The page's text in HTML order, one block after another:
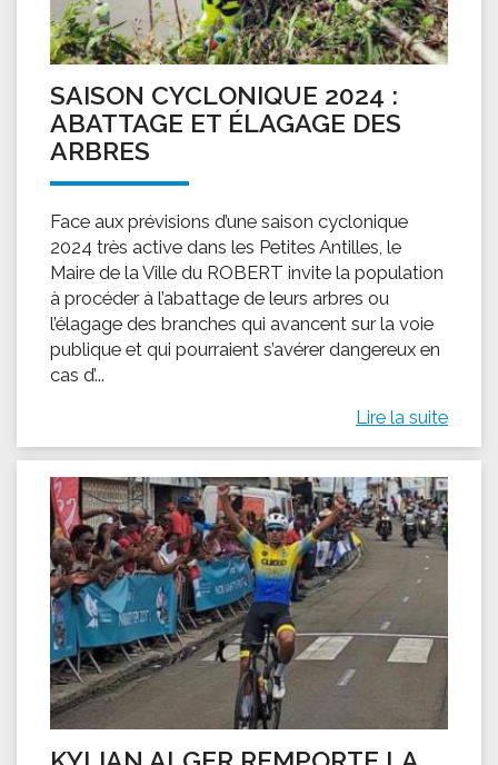
SAISON CYCLONIQUE 2024 :
ABATTAGE ET ÉLAGAGE DES
ARBRES
Face aux prévisions d’une saison cyclonique
2024 très active dans les Petites Antilles, le
Maire de la Ville du ROBERT invite la population
à procéder à l’abattage de leurs arbres ou
l’élagage des branches qui avancent sur la voie
publique et qui pourraient s’avérer dangereux en
cas d’...
Lire la suite